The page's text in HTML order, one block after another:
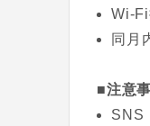
Wi-Fi
同月
■注意
SNS